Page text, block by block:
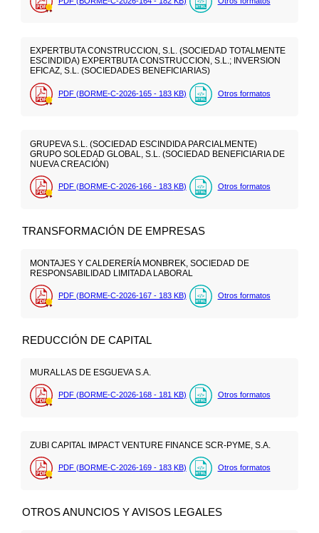
EXPERTBUTA CONSTRUCCION, S.L. (SOCIEDAD TOTALMENTE
ESCINDIDA) EXPERTBUTA CONSTRUCCION, S.L.; INVERSION
EFICAZ, S.L. (SOCIEDADES BENEFICIARIAS)
PDF (BORME-C-2026-165 - 183 KB) Otros formatos
GRUPEVA S.L. (SOCIEDAD ESCINDIDA PARCIALMENTE)
GRUPO SOLEDAD GLOBAL, S.L. (SOCIEDAD BENEFICIARIA DE
NUEVA CREACIÓN)
PDF (BORME-C-2026-166 - 183 KB) Otros formatos
TRANSFORMACIÓN DE EMPRESAS
MONTAJES Y CALDERERÍA MONBREK, SOCIEDAD DE
RESPONSABILIDAD LIMITADA LABORAL
PDF (BORME-C-2026-167 - 183 KB) Otros formatos
REDUCCIÓN DE CAPITAL
MURALLAS DE ESGUEVA S.A.
PDF (BORME-C-2026-168 - 181 KB) Otros formatos
ZUBI CAPITAL IMPACT VENTURE FINANCE SCR-PYME, S.A.
PDF (BORME-C-2026-169 - 183 KB) Otros formatos
OTROS ANUNCIOS Y AVISOS LEGALES